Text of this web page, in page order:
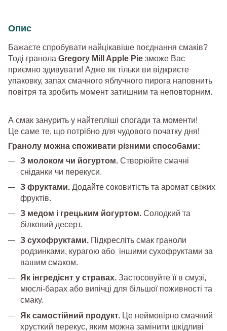
Опис
Бажаєте спробувати найцікавіше поєднання смаків?
Тоді гранола Gregory Mill Apple Pie зможе Вас
приємно здивувати! Адже як тільки ви відкриєте
упаковку, запах смачного яблучного пирога наповнить
повітря та зробить момент затишним та неповторним.
А смак занурить у найтепліші спогади та моменти!
Це саме те, що потрібно для чудового початку дня!
Гранолу можна споживати різними способами:
З молоком чи йогуртом. Створюйте смачні
сніданки чи перекуси.
З фруктами. Додайте соковитість та аромат свіжих
фруктів.
З медом і грецьким йогуртом. Солодкий та
білковий десерт.
З сухофруктами. Підкресліть смак граноли
родзинками, курагою або іншими сухофруктами за
вашим смаком.
Як інгредієнт у стравах. Застосовуйте її в смузі,
мюслі-барах або випічці для більшої поживності та
смаку.
Як самостійний продукт. Це неймовірно смачний
хрусткий перекус, яким можна замінити шкідливі